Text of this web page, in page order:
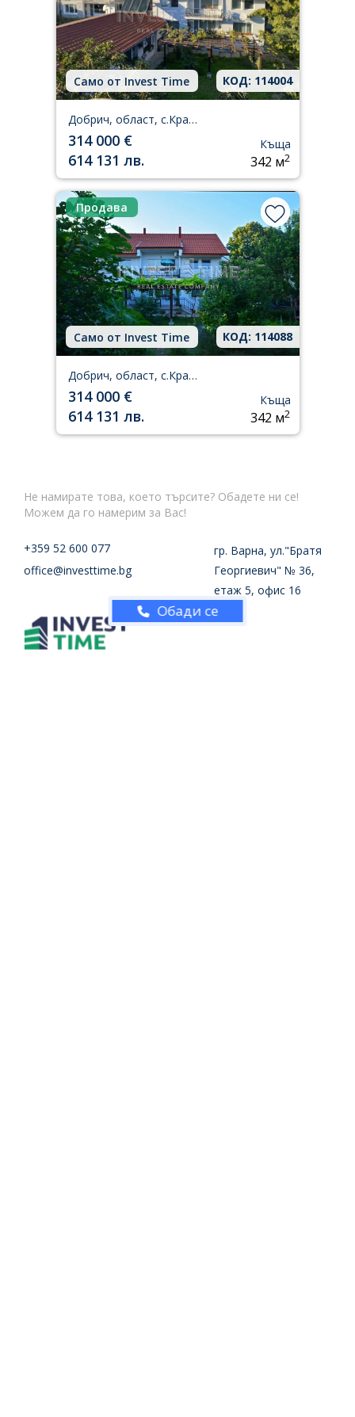
Само от Invest Time КОД: 114004
Добрич, област, с.Кранево
314 000 €
614 131 лв.
Къща
342 м2
Продава
Само от Invest Time КОД: 114088
Добрич, област, с.Кранево
314 000 €
614 131 лв.
Къща
342 м2
Не намирате това, което търсите? Обадете ни се!
Можем да го намерим за Вас!
+359 52 600 077
office@investtime.bg
гр. Варна, ул."Братя
Георгиевич" № 36,
етаж 5, офис 16
Обади се